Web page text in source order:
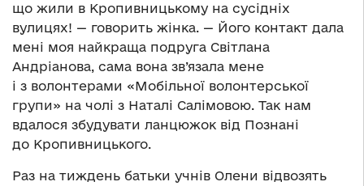
що жили в Кропивницькому на сусідніх
вулицях! — говорить жінка. — Його контакт дала
мені моя найкраща подруга Світлана
Андріанова, сама вона зв’язала мене
і з волонтерами «Мобільної волонтерської
групи» на чолі з Наталі Салімовою. Так нам
вдалося збудувати ланцюжок від Познані
до Кропивницького.
Раз на тиждень батьки учнів Олени відвозять